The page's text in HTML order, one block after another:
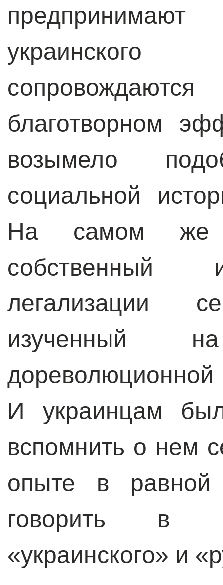
благотворном
возымело
социальной
На самом
собственный
легализации
изученный
И украинцам
вспомнить о нем
опыте в равной
говорить в
«украинского» и